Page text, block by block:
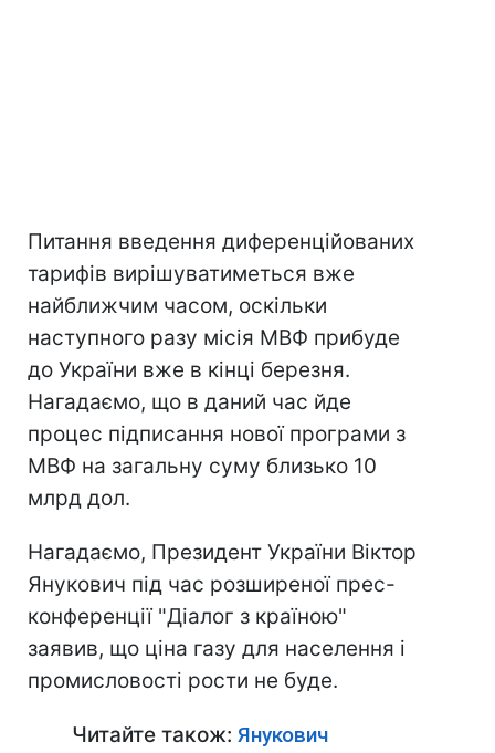
Питання введення диференційованих
тарифів вирішуватиметься вже
найближчим часом, оскільки
наступного разу місія МВФ прибуде
до України вже в кінці березня.
Нагадаємо, що в даний час йде
процес підписання нової програми з
МВФ на загальну суму близько 10
млрд дол.
Нагадаємо, Президент України Віктор
Янукович під час розширеної прес-
конференції "Діалог з країною"
заявив, що ціна газу для населення і
промисловості рости не буде.
Читайте також: Янукович